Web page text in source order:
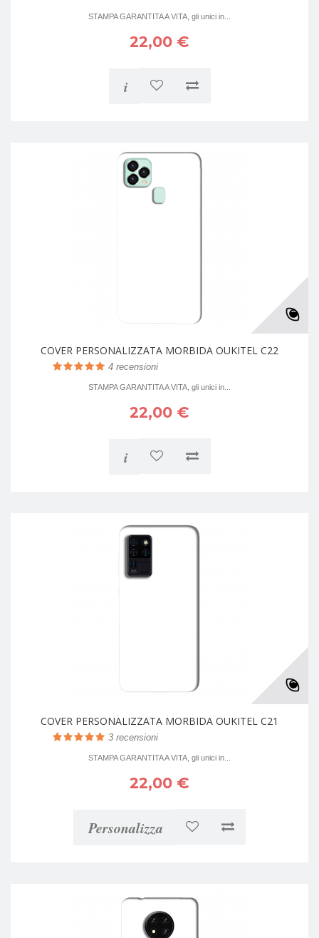
STAMPA GARANTITA A VITA, gli unici in...
22,00 €
i
COVER PERSONALIZZATA MORBIDA OUKITEL C22
4 recensioni
STAMPA GARANTITA A VITA, gli unici in...
22,00 €
i
COVER PERSONALIZZATA MORBIDA OUKITEL C21
3 recensioni
STAMPA GARANTITA A VITA, gli unici in...
22,00 €
Personalizza